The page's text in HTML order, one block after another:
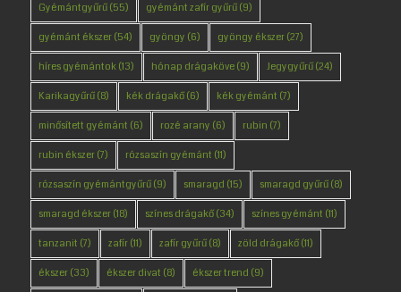
Gyémántgyűrű(55) gyémánt zafír gyűrű(9)
gyémánt ékszer(54) gyöngy (6) gyöngy ékszer(27)
híres gyémántok(13) hónap drágaköve(9) Jegygyűrű(24)
Karikagyűrű(8) kék drágakő(6) kék gyémánt (7)
minősített gyémánt (6) rozé arany (6) rubin (7)
rubin ékszer(7) rózsaszín gyémánt (11)
rózsaszín gyémántgyűrű(9) smaragd (15) smaragd gyűrű(8)
smaragd ékszer(18) színes drágakő(34) színes gyémánt (11)
tanzanit (7) zafír(11) zafír gyűrű(8) zöld drágakő(11)
ékszer(33) ékszer divat (8) ékszer trend (9)